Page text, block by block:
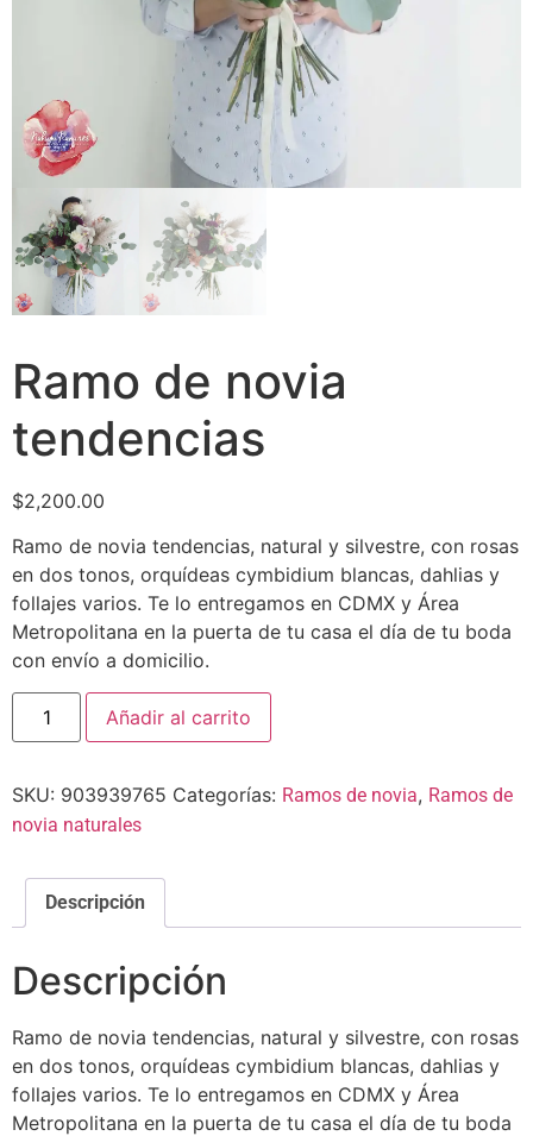
Ramo de novia
tendencias
$2,200.00
Ramo de novia tendencias, natural y silvestre, con rosas
en dos tonos, orquídeas cymbidium blancas, dahlias y
follajes varios. Te lo entregamos en CDMX y Área
Metropolitana en la puerta de tu casa el día de tu boda
con envío a domicilio.
Añadir al carrito
SKU: 903939765 Categorías: Ramos de novia, Ramos de
novia naturales
Descripción
Descripción
Ramo de novia tendencias, natural y silvestre, con rosas
en dos tonos, orquídeas cymbidium blancas, dahlias y
follajes varios. Te lo entregamos en CDMX y Área
Metropolitana en la puerta de tu casa el día de tu boda